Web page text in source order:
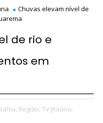
Chuvas elevam nível de
de rio e
em
Região, TV Jitaúna,